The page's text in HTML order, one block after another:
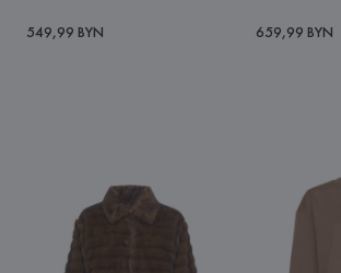
549,99 BYN 659,99 BYN